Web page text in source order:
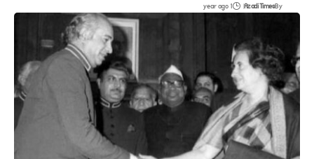
By
Azadi Times
1 year ago